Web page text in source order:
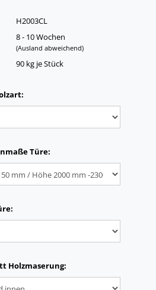
H2003CL
8 - 10 Wochen
(Ausland abweichend)
90kg je Stück
Türe:
Holzmaserung: